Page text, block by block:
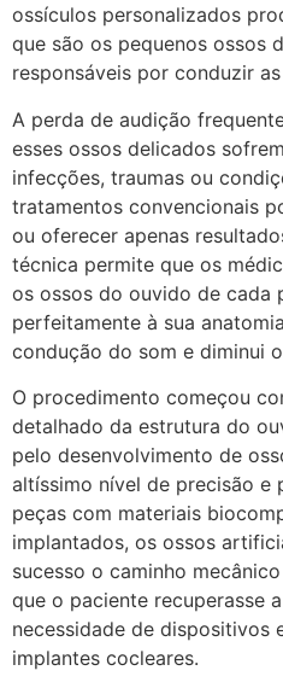
ossículos personalizados
que são os pequenos ossos
responsáveis por conduzir
A perda de audição
esses ossos delicados
infecções, traumas ou
tratamentos convencionais
ou oferecer apenas
técnica permite que os
os ossos do ouvido de cada
perfeitamente à sua
condução do som e diminui
O procedimento começou
detalhado da estrutura do
pelo desenvolvimento de
altíssimo nível de precisão e
peças com materiais
implantados, os ossos
sucesso o caminho
que o paciente recuperasse
necessidade de dispositivos
implantes cocleares.